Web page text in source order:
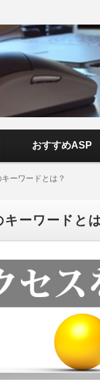
業から
るので大丈夫＾＾
おすすめASP
成功報酬型
クリック型広告
ーワードとは？
ーワードと